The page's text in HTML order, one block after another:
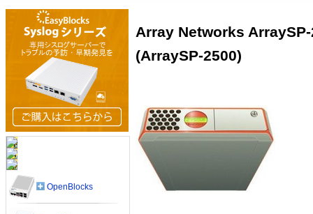
Array Networks
(ArraySP-2500)
OpenBlocks